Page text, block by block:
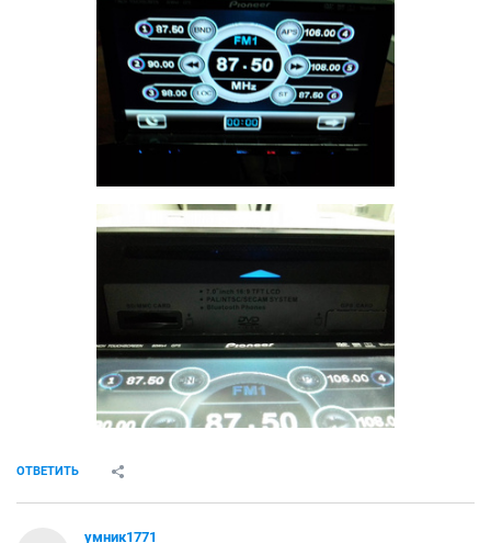
ОТВЕТИТЬ
умник1771